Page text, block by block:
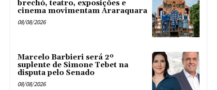
brechó, teatro, exposições e
cinema movimentam Araraquara
08/08/2026
Marcelo Barbieri será 2º
suplente de Simone Tebet na
disputa pelo Senado
08/08/2026